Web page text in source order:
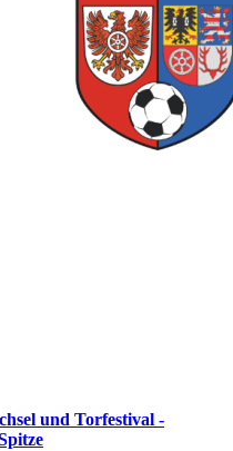
und Torfestival -